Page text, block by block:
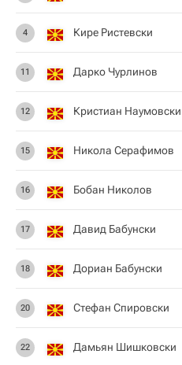
4 Кире Ристевски
11 Дарко Чурлинов
12 Кристиан Наумовски
15 Никола Серафимов
16 Бобан Николов
17 Давид Бабунски
18 Дориан Бабунски
20 Стефан Спировски
22 Дамьян Шишковски